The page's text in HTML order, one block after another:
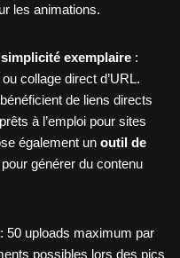
les animations.
simplicité exemplaire :
collage direct d’URL.
de liens directs
à l’emploi pour sites
également un outil de
générer du contenu
50 uploads maximum par
possibles lors des pics